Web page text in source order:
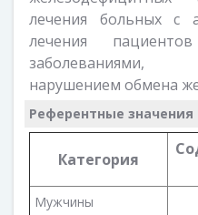
лечения больных с
лечения
заболеваниями,
нарушением обмена
Референтные значения
Категория
Мужчины